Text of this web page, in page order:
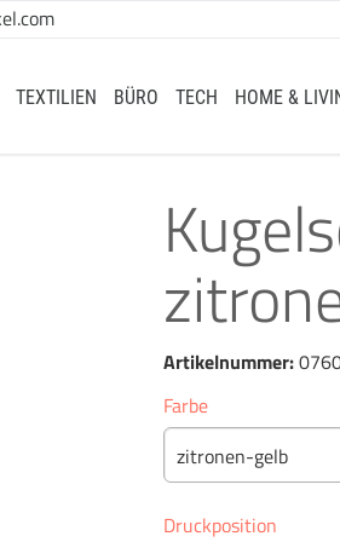
TEXTILIEN BÜRO TECH HOME &
Artikelnummer:
Farbe
zitronen-gelb
Druckposition